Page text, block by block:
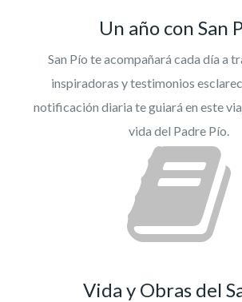
Un año con San
San Pío te acompañará cada día a
inspiradoras y testimonios
notificación diaria te guiará en este
vida del Padre Pío.
Vida y Obras del